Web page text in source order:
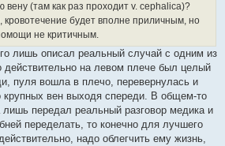
вену (там как раз проходит v. cephalica)?
кровотечение будет вполне приличным, но
не критичным.
лишь описал реальный случай с одним из
действительно на левом плече был целый
пуля вошла в плечо, перевернулась и
крупных вен выходя спереди. В общем-то
передал реальный разговор медика и
переделать, то конечно для лучшего
надо облегчить ему жизнь,